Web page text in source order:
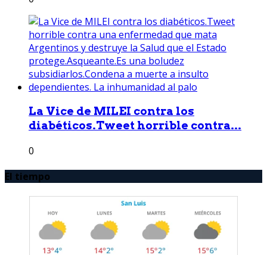
La Vice de MILEI contra los
diabéticos.Tweet horrible contra...
0
El tiempo